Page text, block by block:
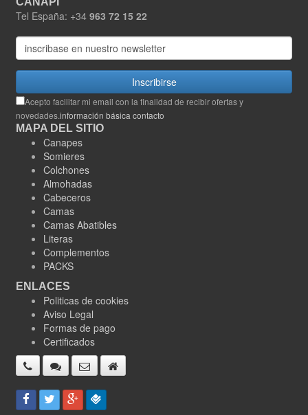
Tel España: +34 963 72 15 22
Inscribirse
Acepto facilitar mi email con la finalidad de recibir ofertas y
novedades.información básica contacto
MAPA DEL SITIO
Canapes
Somieres
Colchones
Almohadas
Cabeceros
Camas
Camas Abatibles
Literas
Complementos
PACKS
ENLACES
Politicas de cookies
Aviso Legal
Formas de pago
Certificados